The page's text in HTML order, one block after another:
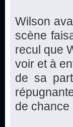
Wilson
scène
recul que
voir et à
de sa
de chance